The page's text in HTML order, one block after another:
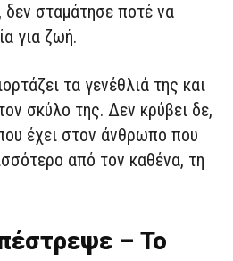
δεν σταμάτησε ποτέ να
για ζωή.
τα γενέθλιά της και
σκύλο της. Δεν κρύβει δε,
έχει στον άνθρωπο που
από τον καθένα, τη
– Το